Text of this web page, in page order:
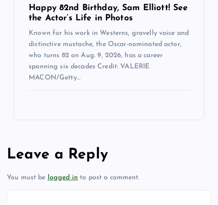
Happy 82nd Birthday, Sam Elliott! See
the Actor’s Life in Photos
Known for his work in Westerns, gravelly voice and
distinctive mustache, the Oscar-nominated actor,
who turns 82 on Aug. 9, 2026, has a career
spanning six decades Credit: VALERIE
MACON/Getty…
Leave a Reply
You must be logged in to post a comment.